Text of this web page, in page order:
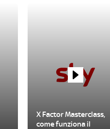
X Factor Masterclass,
come funziona il